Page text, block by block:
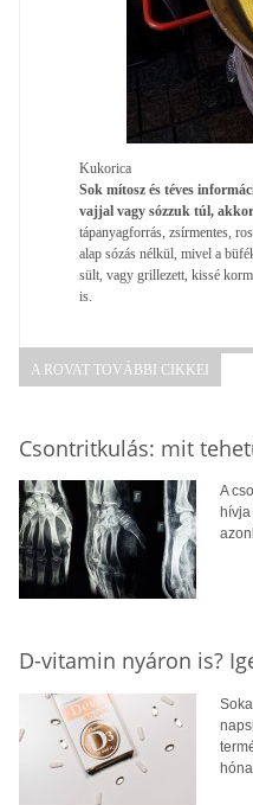
Kukorica
Sok mítosz és téves
vajjal vagy sózzuk túl,
tápanyagforrás, zsírmentes,
alap sózás nélkül, mivel a
sült, vagy grillezett, kissé
is.
A ROVAT TOVÁBBI CIKKEI
Csontritkulás: mit
A
D-vitamin nyáron is?